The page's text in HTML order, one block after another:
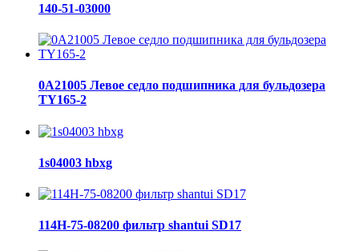
140-51-03000
0A21005 Левое седло подшипника для бульдозера
TY165-2
1s04003 hbxg
114H-75-08200 фильтр shantui SD17